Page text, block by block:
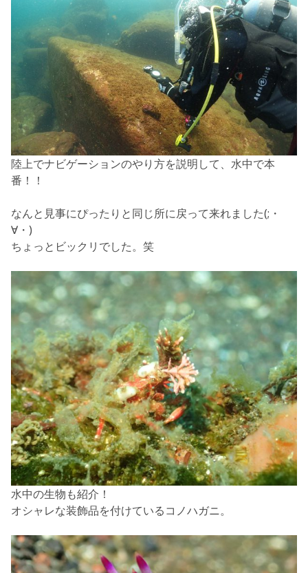
陸上でナビゲーションのやり方を説明して、水中で本
番！！
なんと見事にぴったりと同じ所に戻って来れました(;・
∀・)
ちょっとビックリでした。笑
水中の生物も紹介！
オシャレな装飾品を付けているコノハガニ。